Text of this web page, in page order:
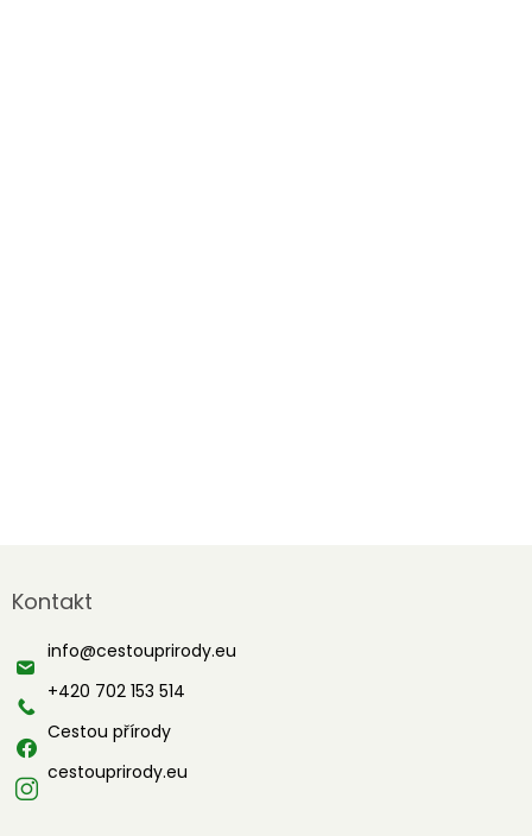
p
t
Kontakt
info@cestouprirody.eu
+420 702 153 514
Cestou přírody
cestouprirody.eu